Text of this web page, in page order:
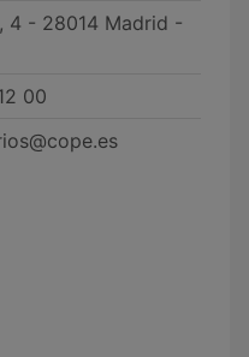
4 - 28014 Madrid -
00